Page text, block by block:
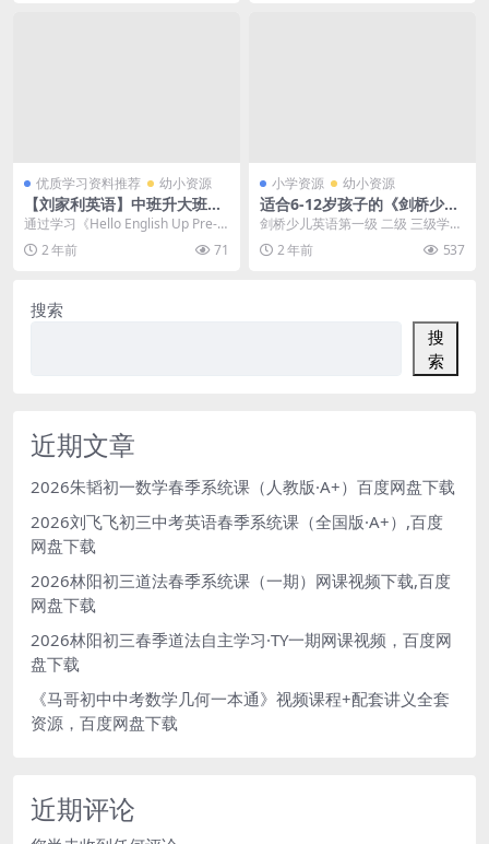
优质学习资料推荐 幼小资源
【刘家利英语】中班升大班英
语培训班-暑期英语早教学习
(资源合计9.10GB）百度网盘
下载
通过学习《Hello English Up Pre-st
arter》课程，学生将...
2 年前 71
小学资源 幼小资源
适合6-12岁孩子的《剑桥少儿
英语》一级+二级+三级 学而思
教学讲义+视频！百度网盘下
载
剑桥少儿英语第一级 二级 三级学而
思视频课 百度网盘下载。剑桥少儿
英语是英国剑桥...
2 年前 537
搜索
搜
索
近期文章
2026朱韬初一数学春季系统课（人教版·A+）百度网盘下载
2026刘飞飞初三中考英语春季系统课（全国版·A+）,百度
网盘下载
2026林阳初三道法春季系统课（一期）网课视频下载,百度
网盘下载
2026林阳初三春季道法自主学习·TY一期网课视频，百度网
盘下载
《马哥初中中考数学几何一本通》视频课程+配套讲义全套
资源，百度网盘下载
近期评论